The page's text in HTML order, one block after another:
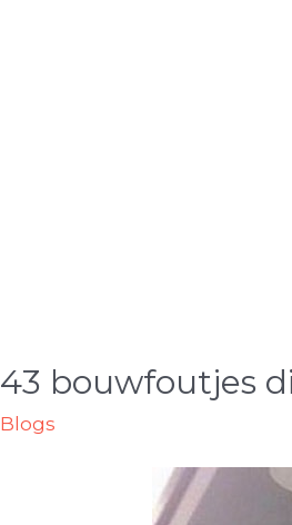
43 bouwfoutjes
Blogs